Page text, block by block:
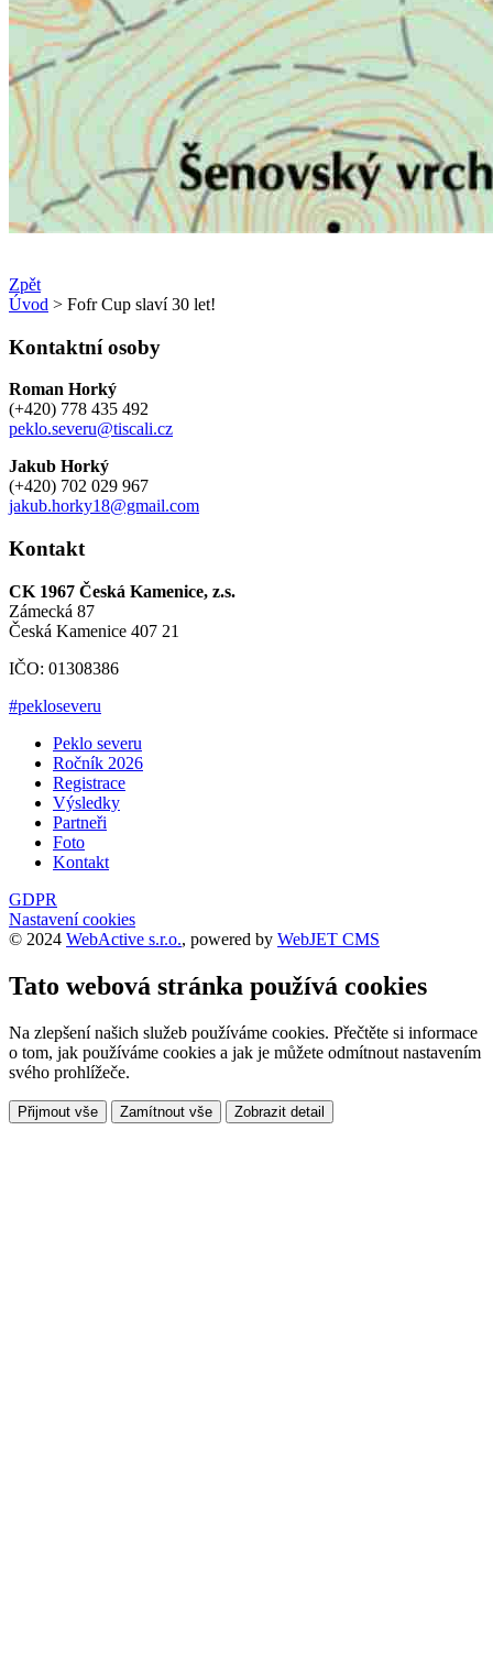
Zpět
Úvod > Fofr Cup slaví 30 let!
Kontaktní osoby
Roman Horký
(+420) 778 435 492
peklo.severu@tiscali.cz
Jakub Horký
(+420) 702 029 967
jakub.horky18@gmail.com
Kontakt
CK 1967 Česká Kamenice, z.s.
Zámecká 87
Česká Kamenice 407 21
IČO: 01308386
#pekloseveru
Peklo severu
Ročník 2026
Registrace
Výsledky
Partneři
Foto
Kontakt
GDPR
Nastavení cookies
© 2024 WebActive s.r.o., powered by WebJET CMS
Tato webová stránka používá cookies
Na zlepšení našich služeb používáme cookies. Přečtěte si informace
o tom, jak používáme cookies a jak je můžete odmítnout nastavením
svého prohlížeče.
Přijmout vše Zamítnout vše Zobrazit detail